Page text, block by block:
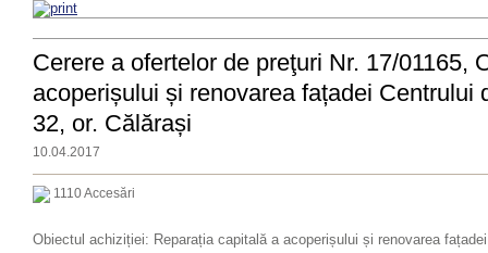
Cerere a ofertelor de preţuri Nr. 17/01165,
acoperișului și renovarea fațadei
32, or. Călărași
10.04.2017
1110 Accesări
Obiectul achiziției: Reparația capitală a acoperișului și renovarea